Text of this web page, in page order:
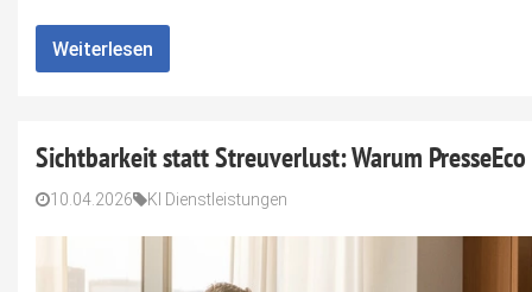
Weiterlesen
Sichtbarkeit statt Streuverlust: Warum
10.04.2026 KI Dienstleistungen